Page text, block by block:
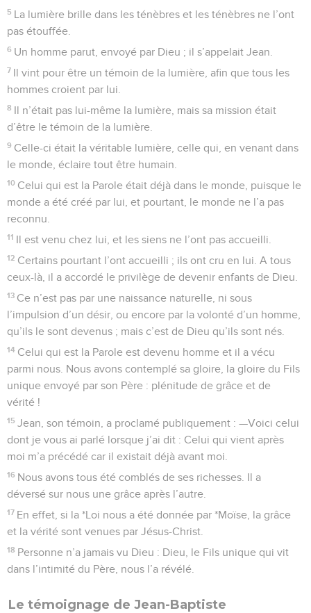
5 La lumière brille dans les ténèbres et les ténèbres ne l’ont
pas étouffée.
6 Un homme parut, envoyé par Dieu ; il s’appelait Jean.
7 Il vint pour être un témoin de la lumière, afin que tous les
hommes croient par lui.
8 Il n’était pas lui-même la lumière, mais sa mission était
d’être le témoin de la lumière.
9 Celle-ci était la véritable lumière, celle qui, en venant dans
le monde, éclaire tout être humain.
10 Celui qui est la Parole était déjà dans le monde, puisque le
monde a été créé par lui, et pourtant, le monde ne l’a pas
reconnu.
11 Il est venu chez lui, et les siens ne l’ont pas accueilli.
12 Certains pourtant l’ont accueilli ; ils ont cru en lui. A tous
ceux-là, il a accordé le privilège de devenir enfants de Dieu.
13 Ce n’est pas par une naissance naturelle, ni sous
l’impulsion d’un désir, ou encore par la volonté d’un homme,
qu’ils le sont devenus ; mais c’est de Dieu qu’ils sont nés.
14 Celui qui est la Parole est devenu homme et il a vécu
parmi nous. Nous avons contemplé sa gloire, la gloire du Fils
unique envoyé par son Père : plénitude de grâce et de
vérité !
15 Jean, son témoin, a proclamé publiquement : —Voici celui
dont je vous ai parlé lorsque j’ai dit : Celui qui vient après
moi m’a précédé car il existait déjà avant moi.
16 Nous avons tous été comblés de ses richesses. Il a
déversé sur nous une grâce après l’autre.
17 En effet, si la *Loi nous a été donnée par *Moïse, la grâce
et la vérité sont venues par Jésus-Christ.
18 Personne n’a jamais vu Dieu : Dieu, le Fils unique qui vit
dans l’intimité du Père, nous l’a révélé.
Le témoignage de Jean-Baptiste